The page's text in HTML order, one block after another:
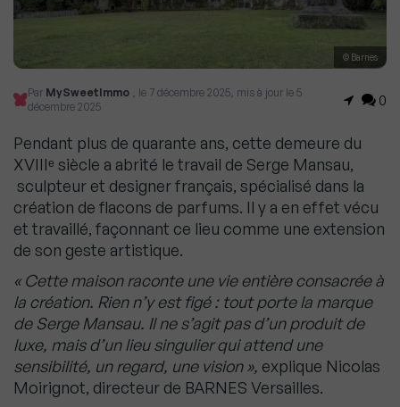
© Barnes
Par MySweetImmo , le 7 décembre 2025, mis à jour le 5
décembre 2025
0
Pendant plus de quarante ans, cette demeure du
XVIIIᵉ siècle a abrité le travail de Serge Mansau,
sculpteur et designer français, spécialisé dans la
création de flacons de parfums. Il y a en effet vécu
et travaillé, façonnant ce lieu comme une extension
de son geste artistique.
« Cette maison raconte une vie entière consacrée à
la création. Rien n’y est figé : tout porte la marque
de Serge Mansau. Il ne s’agit pas d’un produit de
luxe, mais d’un lieu singulier qui attend une
sensibilité, un regard, une vision », explique Nicolas
Moirignot, directeur de BARNES Versailles.